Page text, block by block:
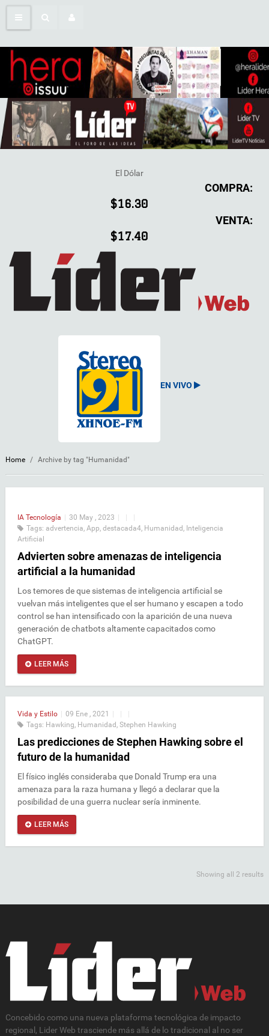
El Dólar
COMPRA:
$16.30
VENTA:
$17.40
EN VIVO
Home / Archive by tag "Humanidad"
IA Tecnología 30 May , 2023
Tags: advertencia, App, destacada4, Humanidad , Inteligencia
Artificial
Advierten sobre amenazas de inteligencia
artificial a la humanidad
Los temores de que sistemas de inteligencia artificial se
vuelvan más inteligentes que el ser humano y escapen a todo
control se han intensificado con la aparición de una nueva
generación de chatbots altamente capacitados como
ChatGPT.
LEER MÁS
Vida y Estilo 09 Ene , 2021
Tags: Hawking, Humanidad , Stephen Hawking
Las predicciones de Stephen Hawking sobre el
futuro de la humanidad
El físico inglés consideraba que Donald Trump era una
amenaza para la raza humana y llegó a declarar que la
posibilidad de una guerra nuclear sería inminente.
LEER MÁS
Showing all 2 results
Concebido como una nueva plataforma tecnológica de impacto
regional, Lider Web trasciende más allá de lo tradicional al no ser